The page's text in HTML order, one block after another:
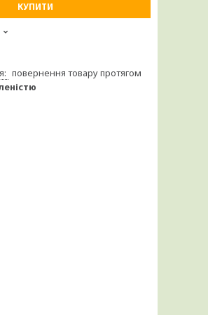
КУПИТИ
повернення товару протягом